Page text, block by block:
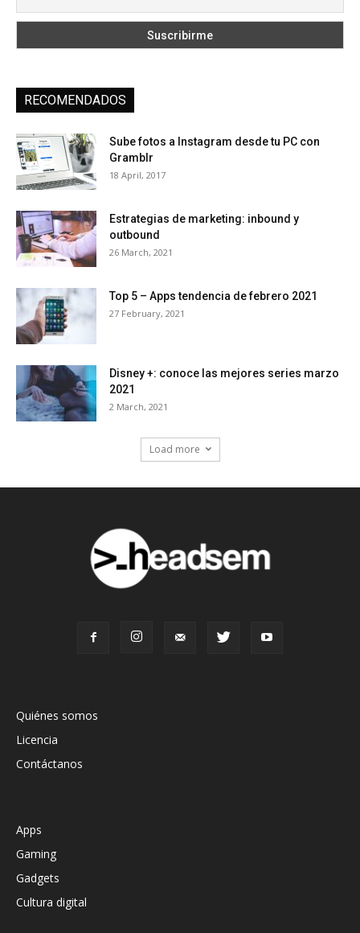
RECOMENDADOS
Sube fotos a Instagram desde tu PC con
Gramblr
18 April, 2017
Estrategias de marketing: inbound y
outbound
26 March, 2021
Top 5 – Apps tendencia de febrero 2021
27 February, 2021
Disney +: conoce las mejores series marzo
2021
2 March, 2021
Load more
Quiénes somos
Licencia
Contáctanos
Apps
Gaming
Gadgets
Cultura digital